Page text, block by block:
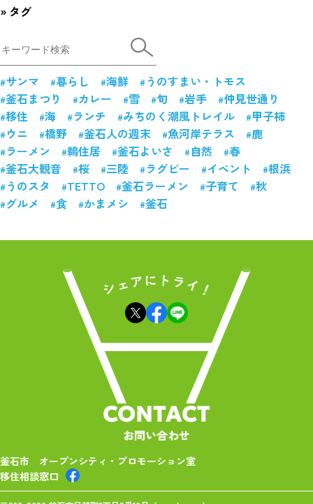
タグ
サンマ 暮らし 海鮮
うのすまい・トモス
釜石まつり
カレー 雪 旬 岩手
仲見世通り
移住
海 ランチ みちのく潮風トレイル
甲子柿
ウニ
橋野 釜石人の週末 魚河岸テラス
鹿
ラーメン
鵜住居 釜石よいさ 自然
春
釜石大観音
桜 三陸 ラグビー イベント
根浜
うのスタ
TETTO 釜石ラーメン 子育て
秋
グルメ
食 かまメシ 釜石
CONTACT
お問い合わせ
釜石市 オープンシティ・プロモーション室
移住相談窓口